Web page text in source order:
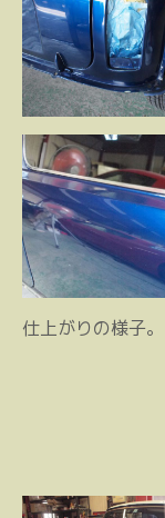
仕上がりの様子。